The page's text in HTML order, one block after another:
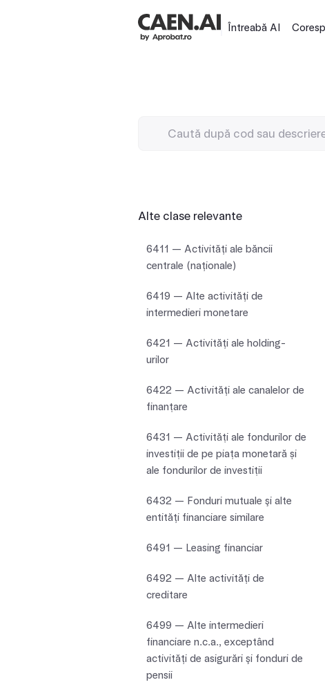
Întreabă AI
Alte clase relevante
6411 — Activităţi ale băncii
centrale (naţionale)
6419 — Alte activităţi de
intermedieri monetare
6421 — Activităţi ale holding-
urilor
6422 — Activităţi ale canalelor de
finanțare
6431 — Activități ale fondurilor de
investiții de pe piața monetară și
ale fondurilor de investiții
6432 — Fonduri mutuale şi alte
entităţi financiare similare
6491 — Leasing financiar
6492 — Alte activităţi de
creditare
6499 — Alte intermedieri
financiare n.c.a., exceptând
activităţi de asigurări şi fonduri de
pensii